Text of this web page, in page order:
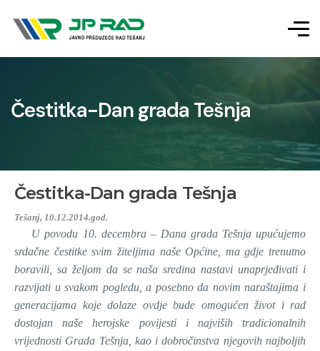
Čestitka-Dan grada Tešnja
Čestitka-Dan grada Tešnja
Tešanj, 10.12.2014.god.
U povodu 10. decembra – Dana grada Tešnja upućujemo
srdačne čestitke svim žiteljima naše Općine, ma gdje trenutno
boravili, sa željom da se naša sredina nastavi unaprjeđivati i
razvijati u svakom pogledu, a posebno da novim naraštajima i
generacijama koje dolaze ovdje bude omogućen život i rad
dostojan naše herojske povijesti i najviših tradicionalnih
vrijednosti Grada Tešnja, kao i dobročinstva njegovih najboljih